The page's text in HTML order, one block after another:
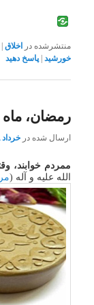
منتشرشده در اخلاق
خورشید |پاسخ دهید
رمضان،
ارسال شده درخرداد ۸, ۱۳۹۶
ممردم خوابند،
الله علیه و آله (